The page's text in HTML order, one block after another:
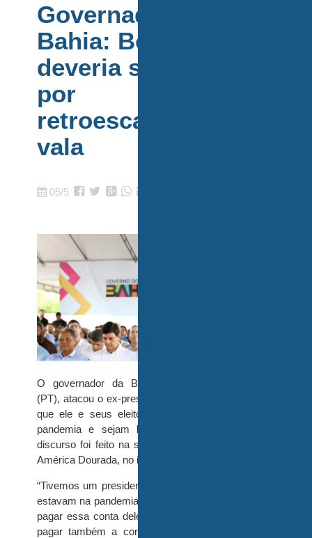
Governador da
Bahia: Bolsonaro
deveria ser jogado
por
retroescavadeira na
vala
05/5
O governador da Bahia, Jeronimo Rodrigues
(PT), atacou o ex-presidente Bolsonaro e sugeriu
que ele e seus eleitores “paguem a conta” da
pandemia e sejam levados “para a vala”. O
discurso foi feito na sexta-feira (2) na cidade de
América Dourada, no interior do estado.
“Tivemos um presidente que sorria daqueles que
estavam na pandemia sentindo falta de ar. Ele vai
pagar essa conta dele, e quem votou nele podia
pagar também a conta. Fazia no pacote. Bota